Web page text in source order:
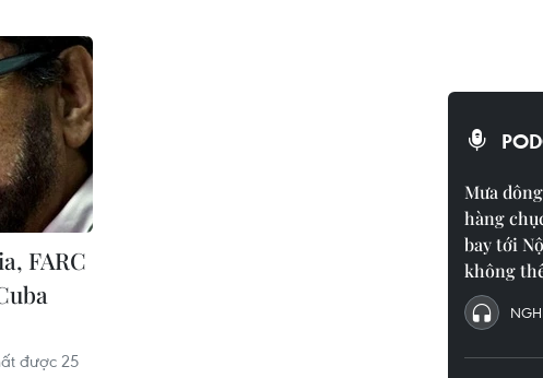
FARC
được 25
Mưa
hàng
bay tới
không